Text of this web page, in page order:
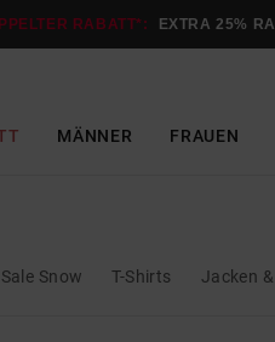
RABATT*: EXTRA 25%
MÄNNER FRAUEN
Sale Snow T-Shirts Jacken